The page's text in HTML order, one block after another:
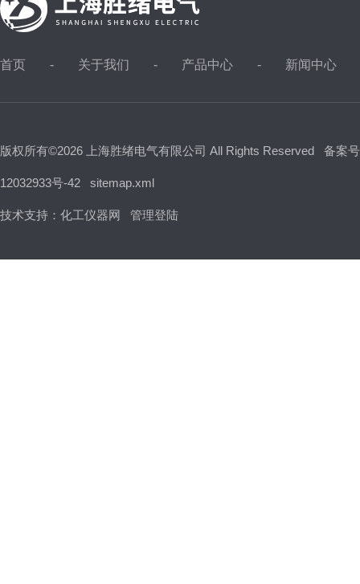
首页 关于我们 产品中心 新闻中心
版权所有©2026 上海胜绪电气有限公司 All Rights Reserved 备案
12032933号-42 sitemap.xml
技术支持： 化工仪器网 管理登陆